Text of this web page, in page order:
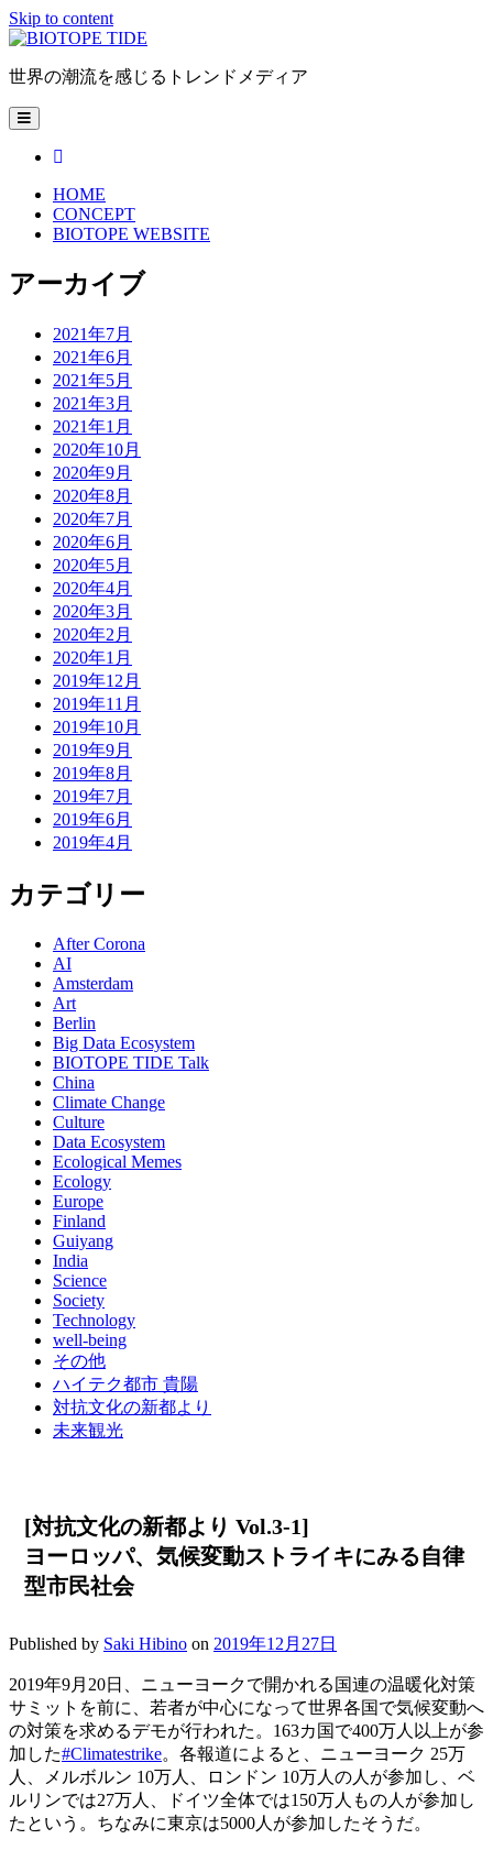
Skip to content
BIOTOPE
世界の潮流を感じるトレンドメディア
open
primary
HOME
CONCEPT
BIOTOPE WEBSITE
Sidebar
アーカイブ
2021年7月
2021年6月
2021年5月
2021年3月
2021年1月
2020年10月
2020年9月
2020年8月
2020年7月
2020年6月
2020年5月
2020年4月
2020年3月
2020年2月
2020年1月
2019年12月
2019年11月
2019年10月
2019年9月
2019年8月
2019年7月
2019年6月
2019年4月
カテゴリー
After Corona
AI
Amsterdam
Art
Berlin
Big Data Ecosystem
BIOTOPE TIDE Talk
China
Climate Change
Culture
Data Ecosystem
Ecological Memes
Ecology
Europe
Finland
Guiyang
India
Science
Society
Technology
well-being
その他
ハイテク都市 貴陽
対抗文化の新都より
未来観光
[対抗文化の新都より Vol.3-1]
ヨーロッパ、気候変動ストライキにみる自律
型市民社会
Published by Saki Hibino on 2019年12月27日
2019年9月20日、ニューヨークで開かれる国連の温暖化対策
サミットを前に、若者が中心になって世界各国で気候変動へ
の対策を求めるデモが行われた。163カ国で400万人以上が参
加した#Climatestrike。各報道によると、ニューヨーク 25万
人、メルボルン 10万人、ロンドン 10万人の人が参加し、ベ
ルリンでは27万人、ドイツ全体では150万人もの人が参加し
たという。ちなみに東京は5000人が参加したそうだ。